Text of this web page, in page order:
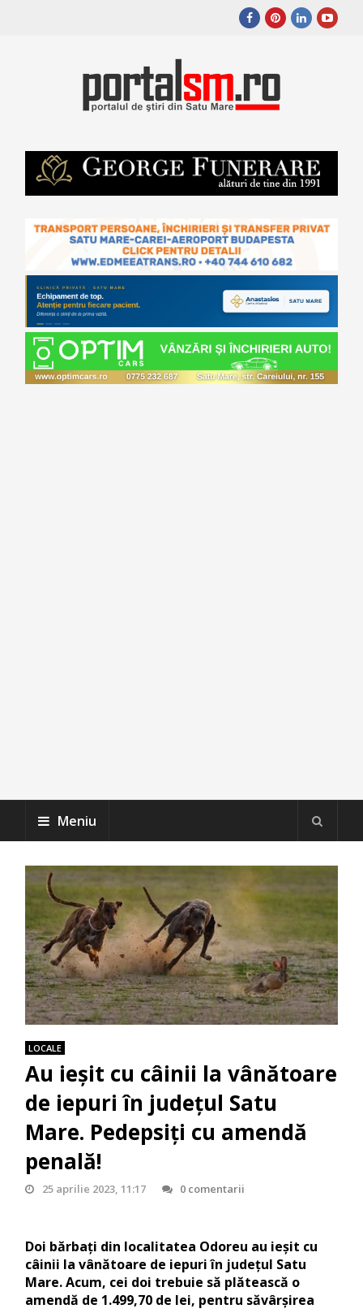
Meniu
LOCALE
Au ieșit cu câinii la vânătoare
de iepuri în județul Satu
Mare. Pedepsiți cu amendă
penală!
25 aprilie 2023, 11:17 0 comentarii
Doi bărbați din localitatea Odoreu au ieșit cu
câinii la vânătoare de iepuri în județul Satu
Mare. Acum, cei doi trebuie să plătească o
amendă de 1.499,70 de lei, pentru săvârșirea